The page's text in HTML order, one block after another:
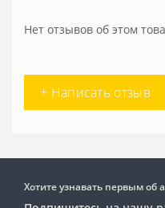
Нет отзывов об этом
+ Написать отзыв
Хотите узнавать первым об